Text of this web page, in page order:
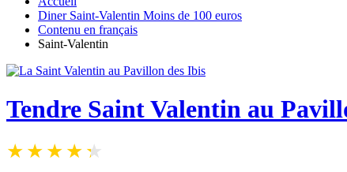
Diner Saint-Valentin Moins de 100 euros
Contenu en français
Saint-Valentin
Tendre Saint Valentin au